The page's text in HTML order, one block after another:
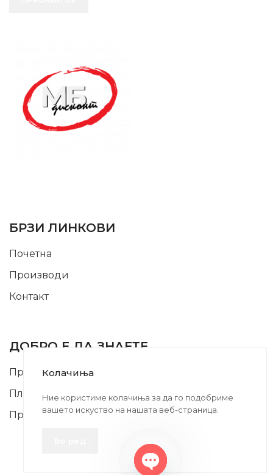
БРЗИ ЛИНКОВИ
Почетна
Производи
Контакт
ДОБРО Е ДА ЗНАЕТЕ
Правила и Услови
Плаќање и Поврат на Средства
Профил
Колачиња
Ние користиме колачиња за да го подобриме
вашето искуство на нашата веб-страница.